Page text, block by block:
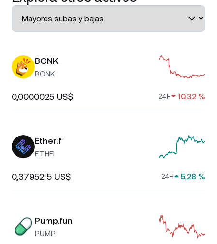
BONK
BONK
0,0000025 US$ 24H 10,32 %
Ether.fi
ETHFI
0,3795215 US$ 24H 5,28 %
Pump.fun
PUMP